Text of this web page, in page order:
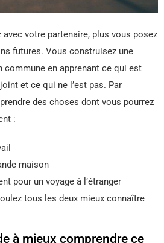
avec votre partenaire, plus vous posez
futures. Vous construisez une
commune en apprenant ce qui est
et ce qui ne l’est pas. Par
des choses dont vous pourrez
:
maison
pour un voyage à l’étranger
tous les deux mieux connaître
à mieux comprendre ce